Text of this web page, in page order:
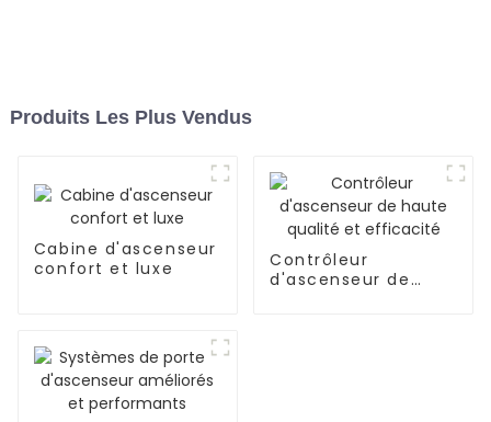
Produits Les Plus Vendus
Cabine d'ascenseur
confort et luxe
Contrôleur
d'ascenseur de